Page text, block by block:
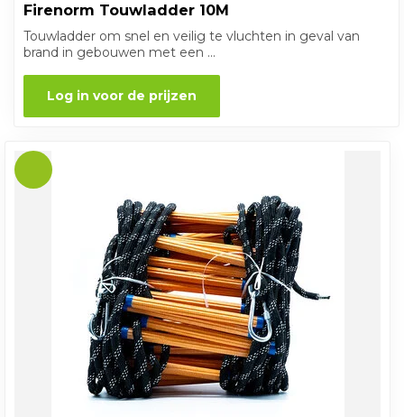
Firenorm Touwladder 10M
Touwladder om snel en veilig te vluchten in geval van
brand in gebouwen met een ...
Log in voor de prijzen